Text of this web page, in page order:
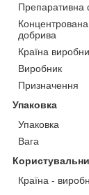
добрива
Країна
Виробник
Призначення
Упаковка
Упаковка
Вага
Країна -